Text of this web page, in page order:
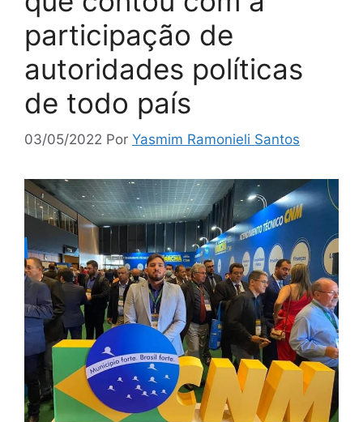
participação de
autoridades políticas
de todo país
03/05/2022 Por Yasmim Ramonieli Santos